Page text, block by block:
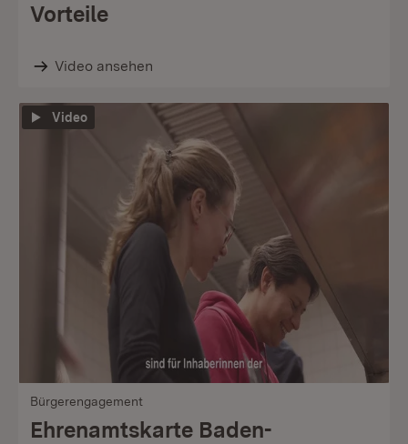
Vorteile
Video ansehen
Video
Bürgerengagement
Ehrenamtskarte Baden-